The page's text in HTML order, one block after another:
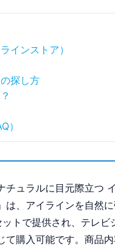
インストア）
探し方
）
チュラルに目元際立つ
は、アイラインを自然
トで提供され、テレ
て購入可能です。商品